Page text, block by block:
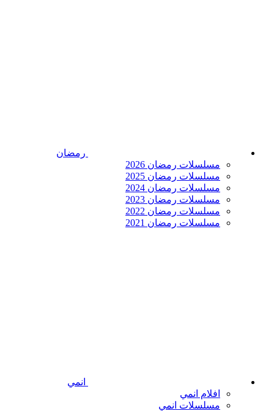
رمضان
مسلسلات رمضان 2026
مسلسلات رمضان 2025
مسلسلات رمضان 2024
مسلسلات رمضان 2023
مسلسلات رمضان 2022
مسلسلات رمضان 2021
انمي
افلام انمي
مسلسلات انمي